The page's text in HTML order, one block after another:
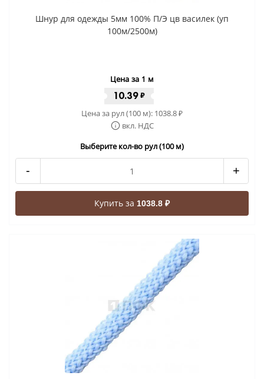
Шнур для одежды 5мм 100% П/Э цв василек (уп
100м/2500м)
Цена за 1 м
10.39₽
Цена за рул (100 м): 1038.8₽
вкл. НДС
Выберите кол-во рул (100 м)
- +
Купить за 1038.8 ₽